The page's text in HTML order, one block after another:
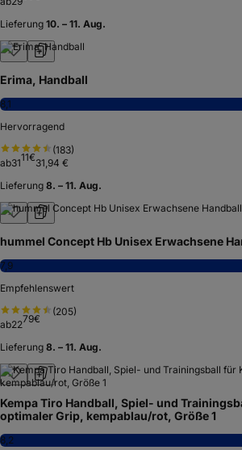
Lieferung 10. – 11. Aug.
Erima, Handball
8,1
Hervorragend
(183)
ab3111€31,94 €
Lieferung 8. – 11. Aug.
hummel Concept Hb Unisex Erwachsene
7,9
Empfehlenswert
(205)
ab2279€
Lieferung 8. – 11. Aug.
Kempa Tiro Handball, Spiel- und
optimaler Grip, kempablau/rot, Größe 1
8,2